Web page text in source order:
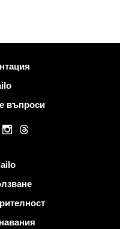
въпроси
Instagram
Threads